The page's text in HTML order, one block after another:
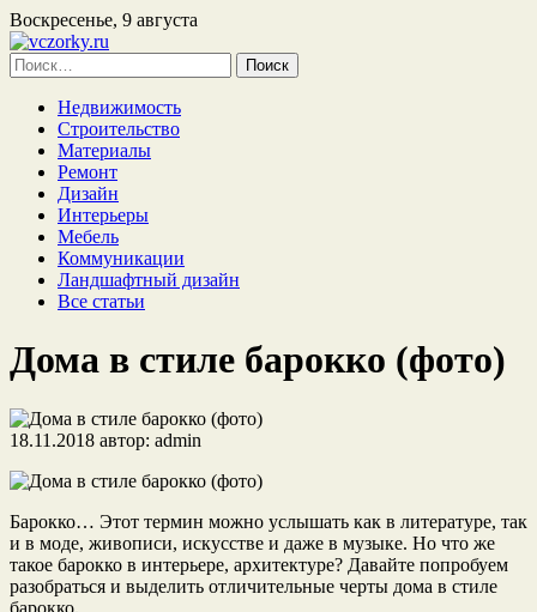
Воскресенье, 9 августа
Найти:
Недвижимость
Строительство
Материалы
Ремонт
Дизайн
Интерьеры
Мебель
Коммуникации
Ландшафтный дизайн
Все статьи
Дома в стиле барокко (фото)
18.11.2018 автор: admin
Барокко… Этот термин можно услышать как в литературе, так
и в моде, живописи, искусстве и даже в музыке. Но что же
такое барокко в интерьере, архитектуре? Давайте попробуем
разобраться и выделить отличительные черты дома в стиле
барокко.